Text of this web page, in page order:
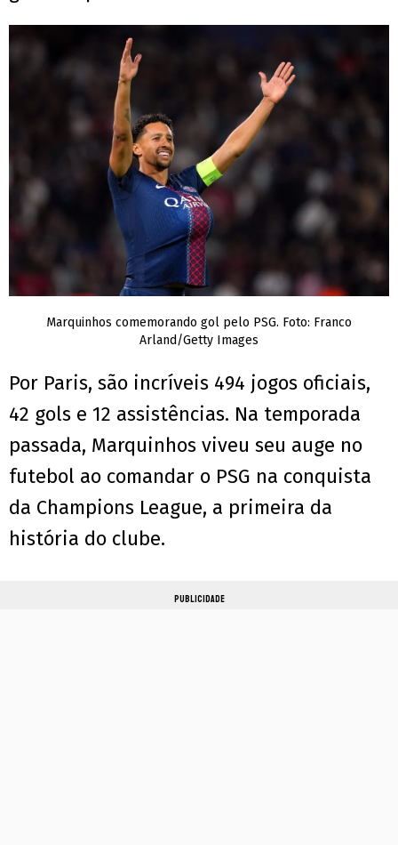
Marquinhos comemorando gol pelo PSG. Foto: Franco
Arland/Getty Images
Por Paris, são incríveis 494 jogos oficiais,
42 gols e 12 assistências. Na temporada
passada, Marquinhos viveu seu auge no
futebol ao comandar o PSG na conquista
da Champions League, a primeira da
história do clube.
PUBLICIDADE